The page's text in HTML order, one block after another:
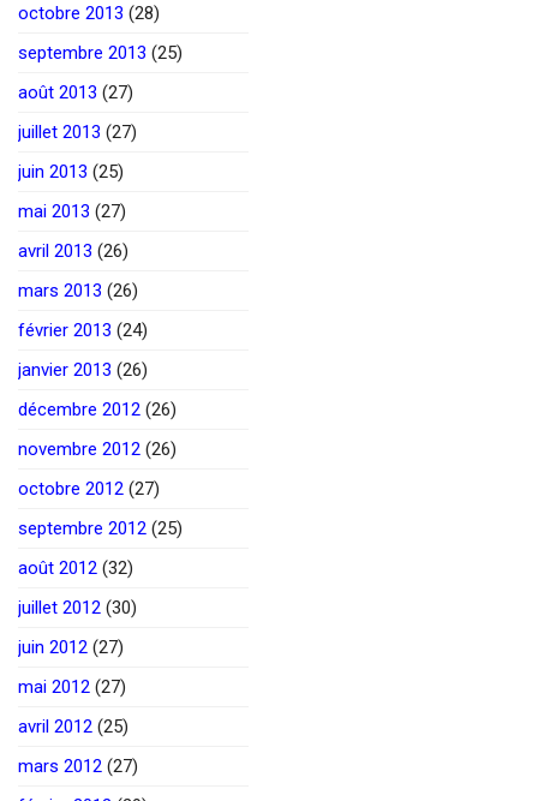
octobre 2013 (28)
septembre 2013 (25)
août 2013 (27)
juillet 2013 (27)
juin 2013 (25)
mai 2013 (27)
avril 2013 (26)
mars 2013 (26)
février 2013 (24)
janvier 2013 (26)
décembre 2012 (26)
novembre 2012 (26)
octobre 2012 (27)
septembre 2012 (25)
août 2012 (32)
juillet 2012 (30)
juin 2012 (27)
mai 2012 (27)
avril 2012 (25)
mars 2012 (27)